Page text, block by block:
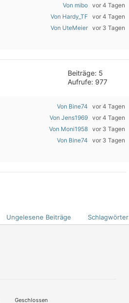
Von mibo vor 4 Tagen
Von Hardy_TF vor 4 Tagen
Von UteMeier vor 3 Tagen
Beiträge: 5
Aufrufe: 977
Von Bine74 vor 4 Tagen
Von Jens1969 vor 4 Tagen
Von Moni1958 vor 3 Tagen
Von Bine74 vor 3 Tagen
Ungelesene Beiträge Schlagwörter
Geschlossen